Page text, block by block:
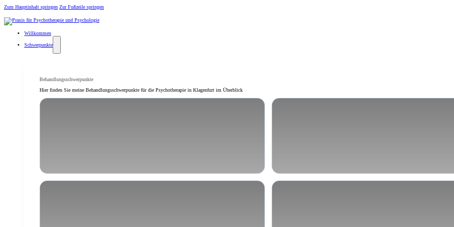
Zum Hauptinhalt springen Zur Fußzeile springen
Willkommen
Schwerpunkte
Behandlungsschwerpunkte
Hier finden Sie meine Behandlungsschwerpunkte für die Psychotherapie in Klagenfurt im Überblick